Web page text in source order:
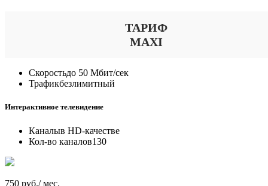
ТАРИФ
MAXI
Скоростьдо 50 Мбит/сек
Трафикбезлимитный
Интерактивное телевидение
Каналыв HD-качестве
Кол-во каналов130
750 руб./ мес.